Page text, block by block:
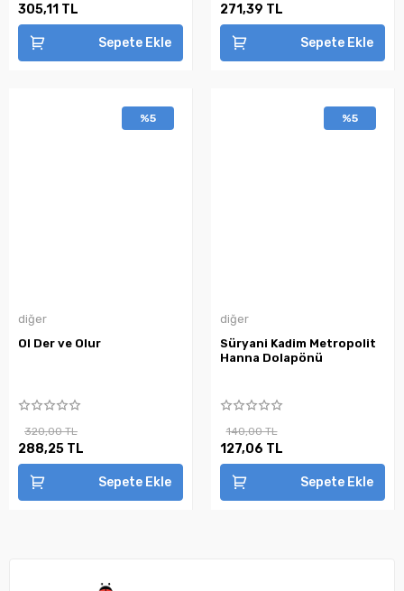
305,11 TL
Sepete Ekle
271,39 TL
Sepete Ekle
%5
diğer
Ol Der ve Olur
320,00 TL
288,25 TL
Sepete Ekle
%5
diğer
Süryani Kadim Metropolit
Hanna Dolapönü
140,00 TL
127,06 TL
Sepete Ekle